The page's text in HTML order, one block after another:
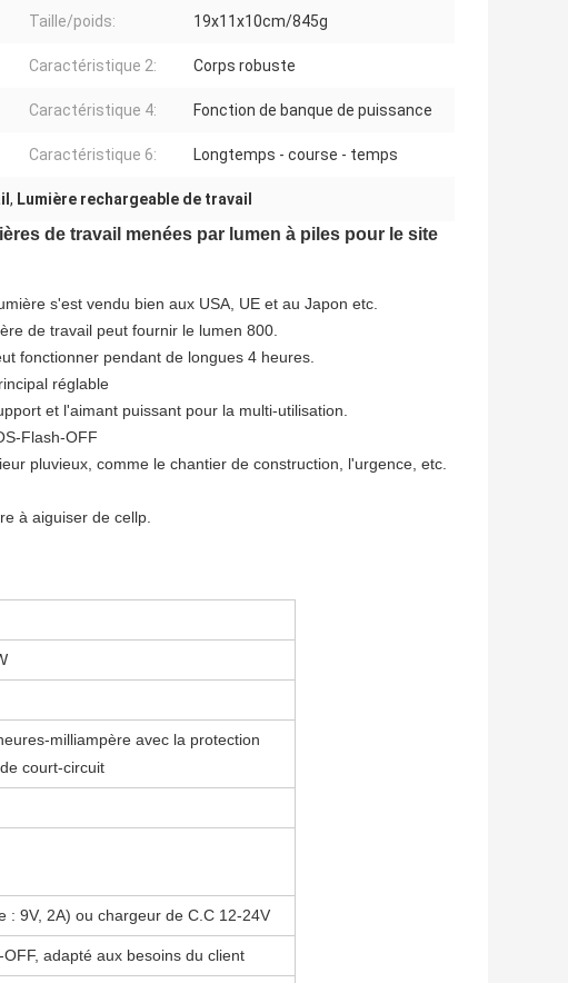
Taille/poids: 19x11x10cm/845g
Caractéristique 2: Corps robuste
Caractéristique 4: Fonction de banque de puissance
Caractéristique 6: Longtemps - course - temps
, Lumière rechargeable de travail
de travail menées par lumen à piles pour le site
s'est vendu bien aux USA, UE et au Japon etc.
de travail peut fournir le lumen 800.
fonctionner pendant de longues 4 heures.
réglable
et l'aimant puissant pour la multi-utilisation.
Flash-OFF
pluvieux, comme le chantier de construction, l'urgence, etc.
à aiguiser de cellp.
milliampère avec la protection
court-circuit
: 9V, 2A) ou chargeur de C.C 12-24V
adapté aux besoins du client